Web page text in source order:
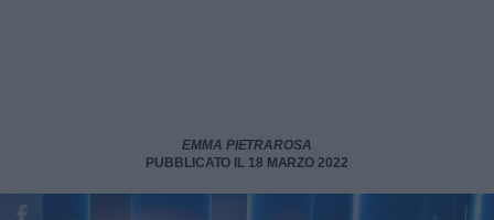
EMMA PIETRAROSA
PUBBLICATO IL 18 MARZO 2022